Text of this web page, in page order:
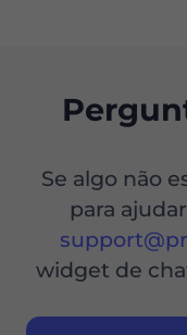
Se algo não
para
widget de